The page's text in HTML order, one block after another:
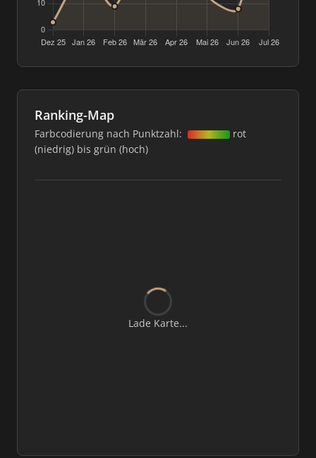
Ranking-Map
Farbcodierung nach Punktzahl:
rot
(niedrig) bis grün (hoch)
Lade Karte...